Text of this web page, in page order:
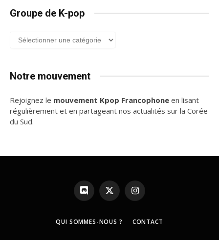
Groupe de K-pop
Groupe
de
Notre mouvement
Rejoignez le mouvement Kpop Francophone en lisant
régulièrement et en partageant nos actualités sur la Corée
du Sud.
Discord X
(Twitter)
Instagram
QUI SOMMES-NOUS ? CONTACT